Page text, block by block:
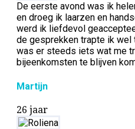
De eerste avond was ik
en droeg ik laarzen en
werd ik liefdevol
de gesprekken trapte ik wel
was er steeds iets wat me
bijeenkomsten te blijven
Martijn
26 jaar